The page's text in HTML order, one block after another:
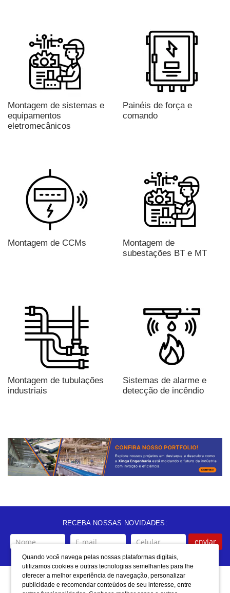
Quando você navega pelas nossas plataformas digitais,
utilizamos cookies e outras tecnologias semelhantes para lhe
oferecer a melhor experiência de navegação, personalizar
publicidade e recomendar conteúdos de seu interesse, entre
Montagem de sistemas e
equipamentos
eletromecânicos
Painéis de força e
comando
Montagem de CCMs
Montagem de
subestações BT e MT
Montagem de tubulações
industriais
Sistemas de alarme e
detecção de incêndio
RECEBA NOSSAS NOVIDADES:
enviar
FALE CONOSCO